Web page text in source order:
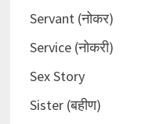
Servant (नोकर)
Service (नोकरी)
Sex Story
Sister (बहीण)